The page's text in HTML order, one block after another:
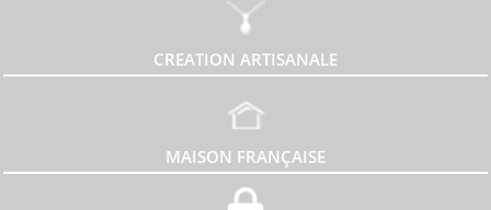
CREATION ARTISANALE
MAISON FRANÇAISE